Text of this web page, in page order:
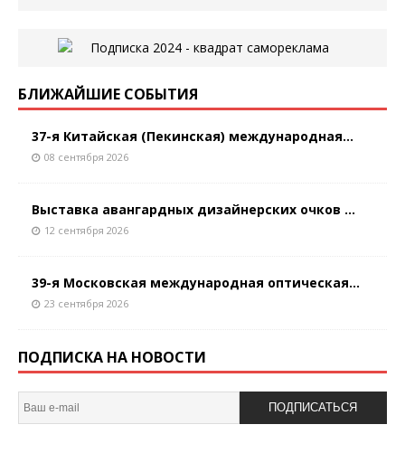
БЛИЖАЙШИЕ СОБЫТИЯ
37-я Китайская (Пекинская) международная...
08 сентября 2026
Выставка авангардных дизайнерских очков ...
12 сентября 2026
39-я Московская международная оптическая...
23 сентября 2026
ПОДПИСКА НА НОВОСТИ
ПОДПИСАТЬСЯ